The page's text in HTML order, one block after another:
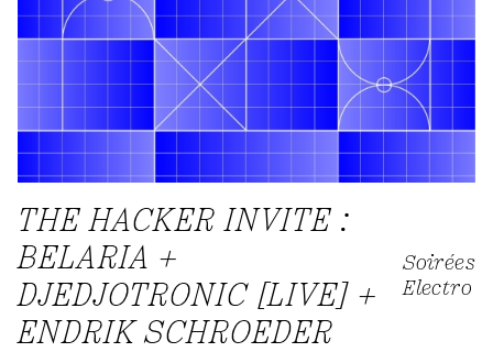
THE HACKER INVITE :
BELARIA +
DJEDJOTRONIC [LIVE] +
ENDRIK SCHROEDER
Soirées
Electro